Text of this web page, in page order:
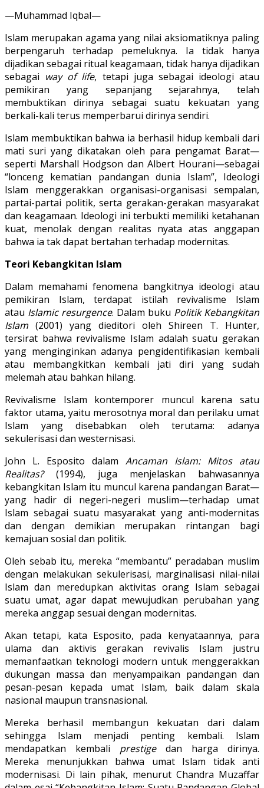
—Muhammad Iqbal—
Islam merupakan agama yang nilai aksiomatiknya paling
berpengaruh terhadap pemeluknya. Ia tidak hanya
dijadikan sebagai ritual keagamaan, tidak hanya dijadikan
sebagai way of life, tetapi juga sebagai ideologi atau
pemikiran yang sepanjang sejarahnya, telah
membuktikan dirinya sebagai suatu kekuatan yang
berkali-kali terus memperbarui dirinya sendiri.
Islam membuktikan bahwa ia berhasil hidup kembali dari
mati suri yang dikatakan oleh para pengamat Barat—
seperti Marshall Hodgson dan Albert Hourani—sebagai
“lonceng kematian pandangan dunia Islam”, Ideologi
Islam menggerakkan organisasi-organisasi sempalan,
partai-partai politik, serta gerakan-gerakan masyarakat
dan keagamaan. Ideologi ini terbukti memiliki ketahanan
kuat, menolak dengan realitas nyata atas anggapan
bahwa ia tak dapat bertahan terhadap modernitas.
Teori Kebangkitan Islam
Dalam memahami fenomena bangkitnya ideologi atau
pemikiran Islam, terdapat istilah revivalisme Islam
atau Islamic resurgence. Dalam buku Politik Kebangkitan
Islam (2001) yang dieditori oleh Shireen T. Hunter,
tersirat bahwa revivalisme Islam adalah suatu gerakan
yang menginginkan adanya pengidentifikasian kembali
atau membangkitkan kembali jati diri yang sudah
melemah atau bahkan hilang.
Revivalisme Islam kontemporer muncul karena satu
faktor utama, yaitu merosotnya moral dan perilaku umat
Islam yang disebabkan oleh terutama: adanya
sekulerisasi dan westernisasi.
John L. Esposito dalam Ancaman Islam: Mitos atau
Realitas? (1994), juga menjelaskan bahwasannya
kebangkitan Islam itu muncul karena pandangan Barat—
yang hadir di negeri-negeri muslim—terhadap umat
Islam sebagai suatu masyarakat yang anti-modernitas
dan dengan demikian merupakan rintangan bagi
kemajuan sosial dan politik.
Oleh sebab itu, mereka “membantu” peradaban muslim
dengan melakukan sekulerisasi, marginalisasi nilai-nilai
Islam dan meredupkan aktivitas orang Islam sebagai
suatu umat, agar dapat mewujudkan perubahan yang
mereka anggap sesuai dengan modernitas.
Akan tetapi, kata Esposito, pada kenyataannya, para
ulama dan aktivis gerakan revivalis Islam justru
memanfaatkan teknologi modern untuk menggerakkan
dukungan massa dan menyampaikan pandangan dan
pesan-pesan kepada umat Islam, baik dalam skala
nasional maupun transnasional.
Mereka berhasil membangun kekuatan dari dalam
sehingga Islam menjadi penting kembali. Islam
mendapatkan kembali prestigedan harga dirinya.
Mereka menunjukkan bahwa umat Islam tidak anti
modernisasi. Di lain pihak, menurut Chandra Muzaffar